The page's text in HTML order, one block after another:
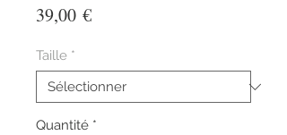
39,00 €Prix
Taille *
Quantité *